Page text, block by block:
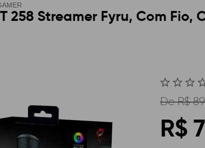
258 Streamer Fyru, Com Fio,
DeR$
R$